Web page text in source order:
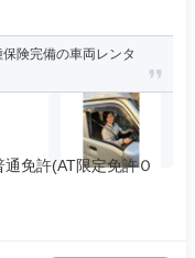
険完備の車両レンタ
免許(AT限定免許Ｏ